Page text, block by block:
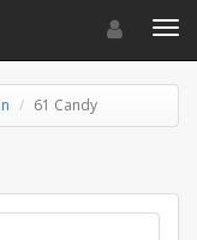
Toggle
61 Candy